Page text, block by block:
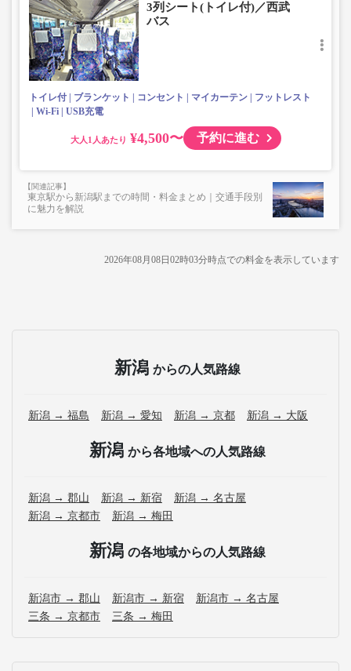
・3列シートでゆったり快適なバス旅を。
・フリーWi-Fiが利用可能。※車両により異なります。
・車内トイレ完備で長旅でも安心。※車両により異なりま
す。
・座席にコンセント・USB設備あり。※車両により異なり
・車内は常時換気し、清掃・除菌を徹底。
3列シート(トイレ付)／西武
バス
トイレ付 ブランケット コンセント マイカーテン
フットレスト
Wi-Fi
USB充電
大人 ¥4,500〜 予約に進む
東京駅から新潟駅までの時間・料金まとめ｜交通手段別
に魅力を解説
2026年08月08日02時03分時点での料金を表示しています
新潟 からの人気路線
新潟 → 福島 新潟 → 愛知 新潟 → 京都 新潟 → 大阪
新潟 から各地域への人気路線
新潟 → 郡山 新潟 → 新宿
新潟 → 名古屋
新潟 → 京都市
新潟 → 梅田
新潟 の各地域からの人気路線
新潟市 → 郡山 新潟市 → 新宿
新潟市 → 名古屋
三条 → 京都市
三条 → 梅田